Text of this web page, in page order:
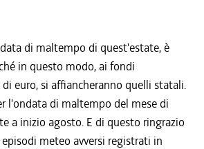
di maltempo di quest'estate, è
in questo modo, ai fondi
euro, si affiancheranno quelli statali.
l'ondata di maltempo del mese di
a inizio agosto. E di questo ringrazio
meteo avversi registrati in